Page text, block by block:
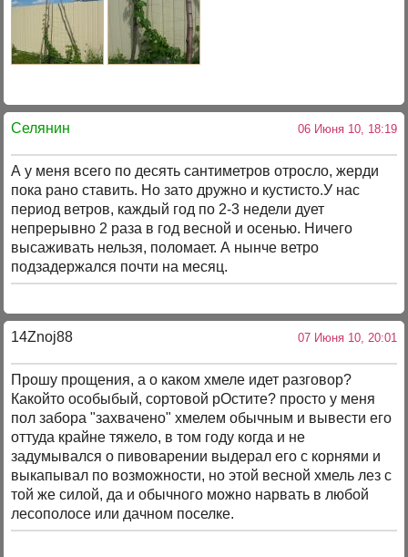
Селянин 06 Июня 10, 18:19
А у меня всего по десять сантиметров отросло, жерди
пока рано ставить. Но зато дружно и кустисто.У нас
период ветров, каждый год по 2-3 недели дует
непрерывно 2 раза в год весной и осенью. Ничего
высаживать нельзя, поломает. А нынче ветро
подзадержался почти на месяц.
14Znoj88 07 Июня 10, 20:01
Прошу прощения, а о каком хмеле идет разговор?
Какойто особыбый, сортовой рОстите? просто у меня
пол забора "захвачено" хмелем обычным и вывести его
оттуда крайне тяжело, в том году когда и не
задумывался о пивоварении выдерал его с корнями и
выкапывал по возможности, но этой весной хмель лез с
той же силой, да и обычного можно нарвать в любой
лесополосе или дачном поселке.